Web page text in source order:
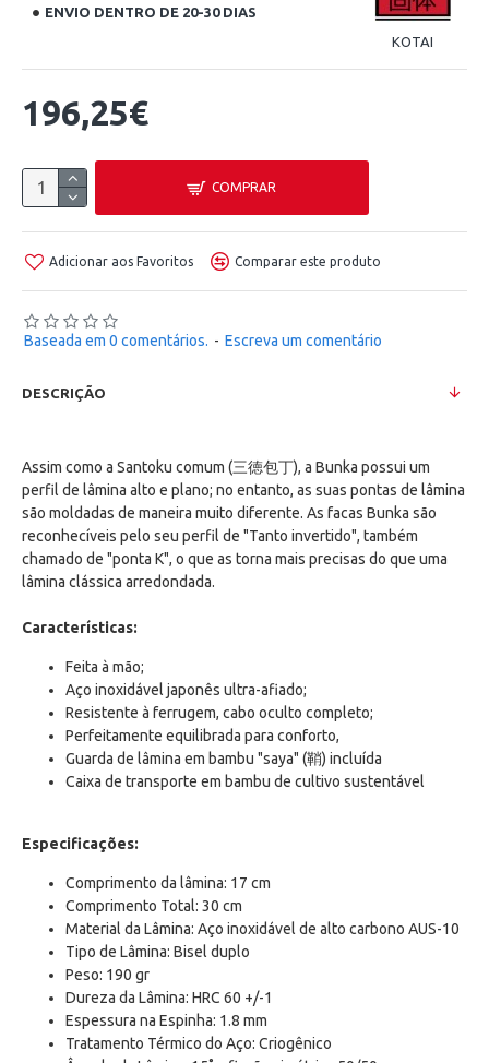
ENVIO DENTRO DE 20-30 DIAS
KOTAI
Baseada em 0 comentários. - Escreva um comentário
196,25€
COMPRAR
Adicionar aos Favoritos Comparar este produto
DESCRIÇÃO
Assim como a Santoku comum (三徳包丁), a Bunka possui um
perfil de lâmina alto e plano; no entanto, as suas pontas de lâmina
são moldadas de maneira muito diferente. As facas Bunka são
reconhecíveis pelo seu perfil de "Tanto invertido", também
chamado de "ponta K", o que as torna mais precisas do que uma
lâmina clássica arredondada.
Características:
Feita à mão;
Aço inoxidável japonês ultra-afiado;
Resistente à ferrugem, cabo oculto completo;
Perfeitamente equilibrada para conforto,
Guarda de lâmina em bambu "saya" (鞘) incluída
Caixa de transporte em bambu de cultivo sustentável
Especificações:
Comprimento da lâmina: 17 cm
Comprimento Total: 30 cm
Material da Lâmina: Aço inoxidável de alto carbono AUS-10
Tipo de Lâmina: Bisel duplo
Peso: 190 gr
Dureza da Lâmina: HRC 60 +/-1
Espessura na Espinha: 1.8 mm
Tratamento Térmico do Aço: Criogênico